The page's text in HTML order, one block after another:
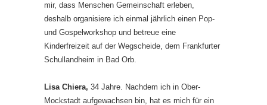
mir, dass Menschen Gemeinschaft erleben,
deshalb organisiere ich einmal jährlich einen Pop-
und Gospelworkshop und betreue eine
Kinderfreizeit auf der Wegscheide, dem Frankfurter
Schullandheim in Bad Orb.
Lisa Chiera, 34 Jahre. Nachdem ich in Ober-
Mockstadt aufgewachsen bin, hat es mich für ein